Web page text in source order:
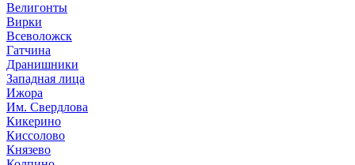
Велигонты
Вирки
Всеволожск
Гатчина
Дранишники
Западная лица
Ижора
Им. Свердлова
Кикерино
Киссолово
Князево